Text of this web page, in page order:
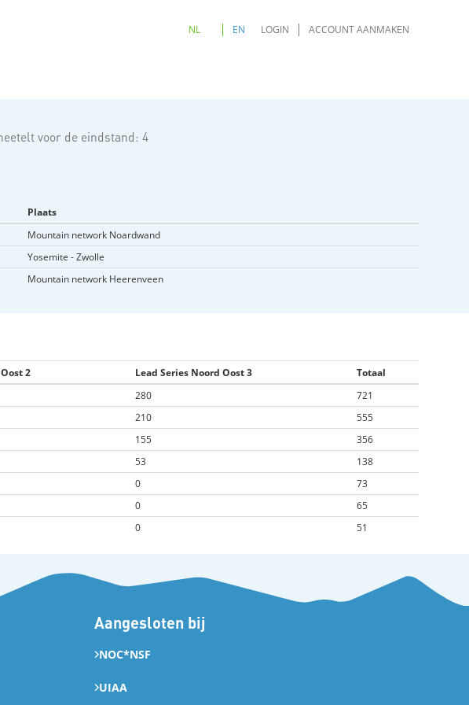
NL EN LOGIN ACCOUNT AANMAKEN
voor de eindstand: 4
Plaats
Mountain network Noardwand
Yosemite - Zwolle
Mountain network Heerenveen
2 Lead Series Noord Oost 3
Totaal
280
721
210
555
155
356
53
138
0
73
0
65
0 51
Aangesloten bij
NOC*NSF
UIAA